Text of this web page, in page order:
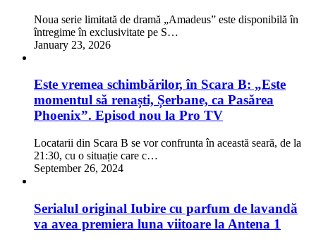
Noua serie limitată de dramă „Amadeus” este disponibilă în
întregime în exclusivitate pe S…
January 23, 2026
Este vremea schimbărilor, în Scara B: „Este
momentul să renaști, Șerbane, ca Pasărea
Phoenix”. Episod nou la Pro TV
Locatarii din Scara B se vor confrunta în această seară, de la
21:30, cu o situație care c…
September 26, 2024
Serialul original Iubire cu parfum de lavandă
va avea premiera luna viitoare la Antena 1